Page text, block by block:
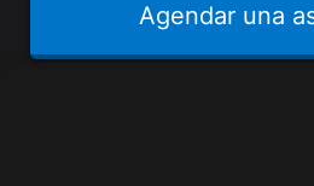
Agendar una